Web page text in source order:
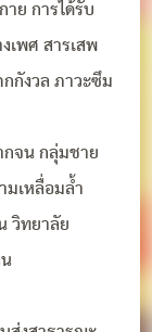
าย การได้รับ
เพศ สารเสพ
กกังวล ภาวะซึม
กจน กลุ่มชาย
มเหลื่อมล้ำ
วิทยาลัย